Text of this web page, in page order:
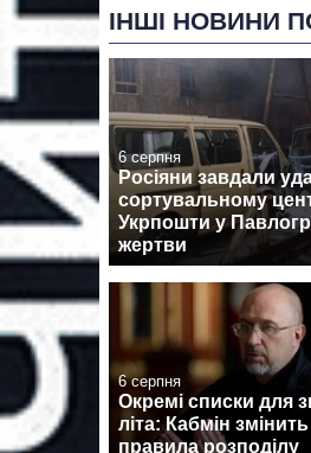
ІНШІ НОВИНИ
6 серпня
Росіяни завдали
сортувальному
Укрпошти у
жертви
6 серпня
Окремі списки для
літа: Кабмін змінить
правила розподілу